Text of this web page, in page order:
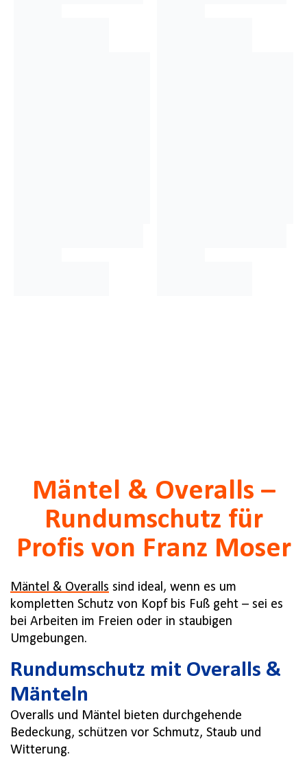
Mäntel & Overalls –
Rundumschutz für
Profis von Franz Moser
Mäntel & Overalls sind ideal, wenn es um
kompletten Schutz von Kopf bis Fuß geht – sei es
bei Arbeiten im Freien oder in staubigen
Umgebungen.
Rundumschutz mit Overalls &
Mänteln
Overalls und Mäntel bieten durchgehende
Bedeckung, schützen vor Schmutz, Staub und
Witterung.